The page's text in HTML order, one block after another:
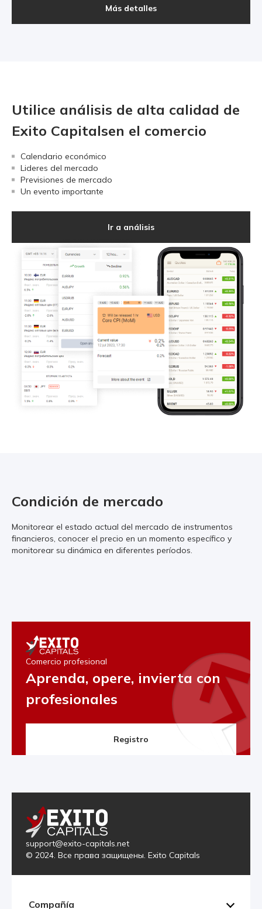
Más detalles
Utilice análisis de alta calidad de
Exito Capitalsen el comercio
Calendario económico
Lideres del mercado
Previsiones de mercado
Un evento importante
Ir a análisis
Condición de mercado
Monitorear el estado actual del mercado de instrumentos
financieros, conocer el precio en un momento específico y
monitorear su dinámica en diferentes períodos.
Comercio profesional
Aprenda, opere, invierta con
profesionales
Registro
support@exito-capitals.net
© 2024. Все права защищены. Exito Capitals
Compañía